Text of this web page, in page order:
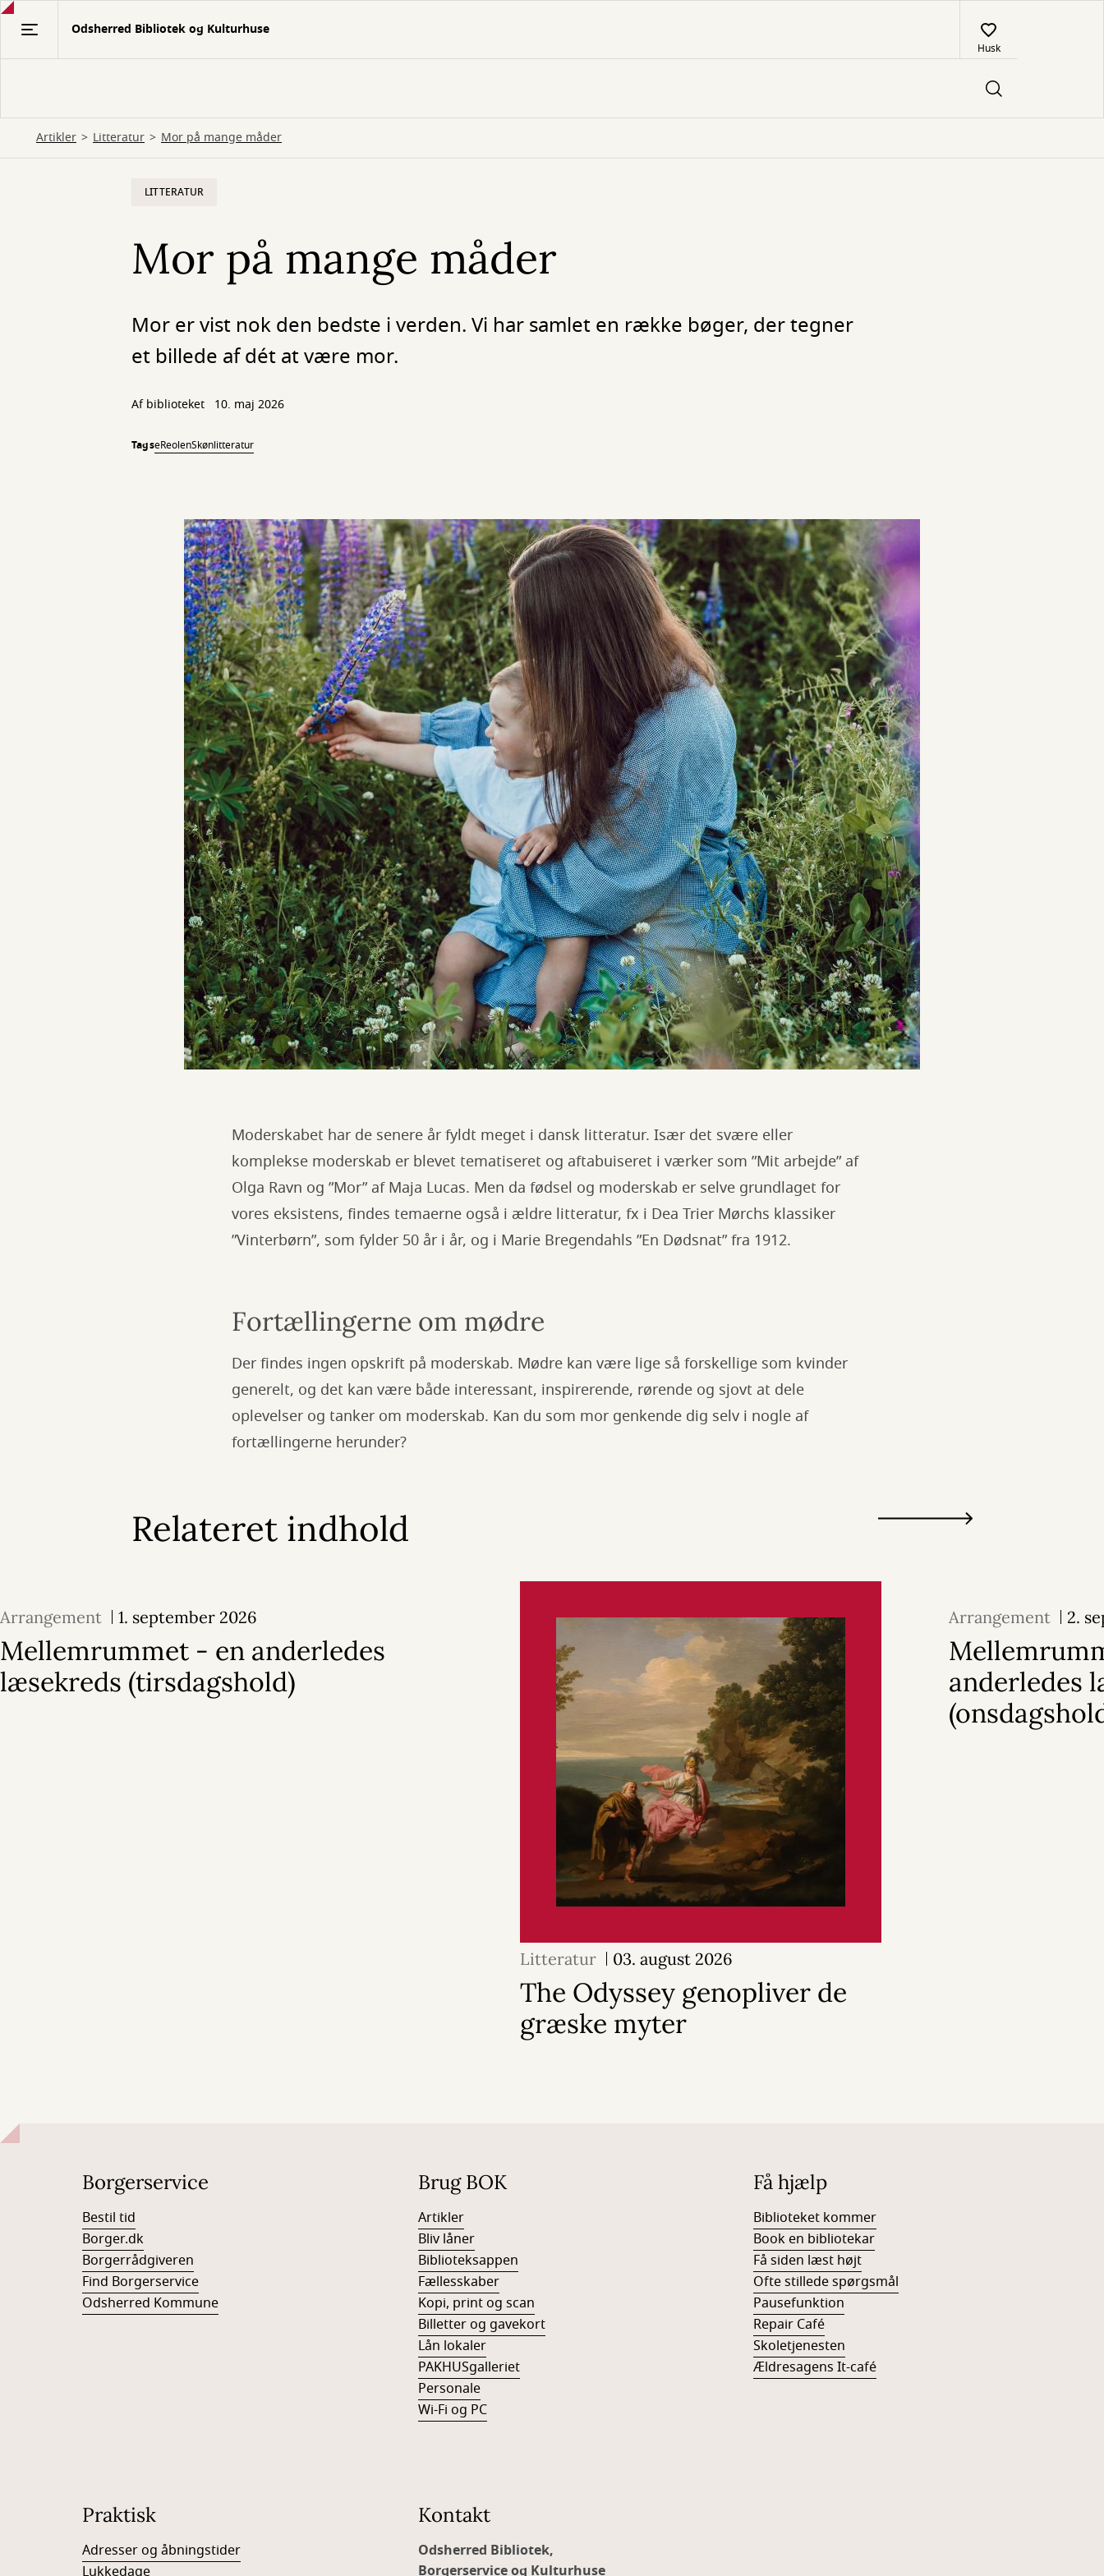
Gå
Odsherred Bibliotek og Kulturhuse
Husk
Artikler Litteratur Mor på mange måder
LITTERATUR
Mor på mange måder
Mor er vist nok den bedste i verden. Vi har samlet en række bøger, der tegner
et billede af dét at være mor.
Af biblioteket 10. maj 2026
TagseReolenSkønlitteratur
Moderskabet har de senere år fyldt meget i dansk litteratur. Især det svære eller
komplekse moderskab er blevet tematiseret og aftabuiseret i værker som ”Mit arbejde” af
Olga Ravn og ”Mor” af Maja Lucas. Men da fødsel og moderskab er selve grundlaget for
vores eksistens, findes temaerne også i ældre litteratur, fx i Dea Trier Mørchs klassiker
”Vinterbørn”, som fylder 50 år i år, og i Marie Bregendahls ”En Dødsnat” fra 1912.
Fortællingerne om mødre
Der findes ingen opskrift på moderskab. Mødre kan være lige så forskellige som kvinder
generelt, og det kan være både interessant, inspirerende, rørende og sjovt at dele
oplevelser og tanker om moderskab. Kan du som mor genkende dig selv i nogle af
fortællingerne herunder?
Relateret indhold
Arrangement 1. september 2026
Mellemrummet - en anderledes
læsekreds (tirsdagshold)
Litteratur 03. august 2026
The Odyssey genopliver de
græske myter
Arrangement 2.
anderledes
Borgerservice
Bestil tid
Borger.dk
Borgerrådgiveren
Find Borgerservice
Odsherred Kommune
Brug BOK
Artikler
Bliv låner
Biblioteksappen
Fællesskaber
Kopi, print og scan
Billetter og gavekort
Lån lokaler
PAKHUSgalleriet
Personale
Wi-Fi og PC
Få hjælp
Biblioteket kommer
Book en bibliotekar
Få siden læst højt
Ofte stillede spørgsmål
Pausefunktion
Repair Café
Skoletjenesten
Ældresagens It-café
Praktisk
Adresser og åbningstider
Lukkedage
Kontakt
Odsherred Bibliotek,
Borgerservice og Kulturhuse